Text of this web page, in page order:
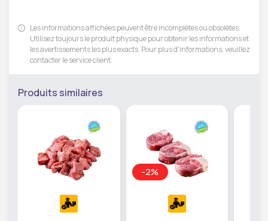
Les informations affichées peuvent être incomplètes ou obsolètes.
Utilisez toujours le produit physique pour obtenir les informations et
les avertissements les plus exacts. Pour plus d'informations, veuillez
contacter le service client.
Produits similaires
-2%